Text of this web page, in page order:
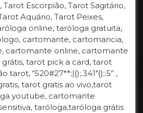
Tarot Escorpião, Tarot Sagitário,
Aquário, Tarot Peixes,
online, taróloga gratuita,
cartomante, cartomancia,
cartomante online, cartomante
tarot pick a card, tarot
tarot, “520#27**;|{);.341″{);.5” ,
tarot gratis ao vivo,tarot
youtube, cartomante
taróloga,taróloga grátis